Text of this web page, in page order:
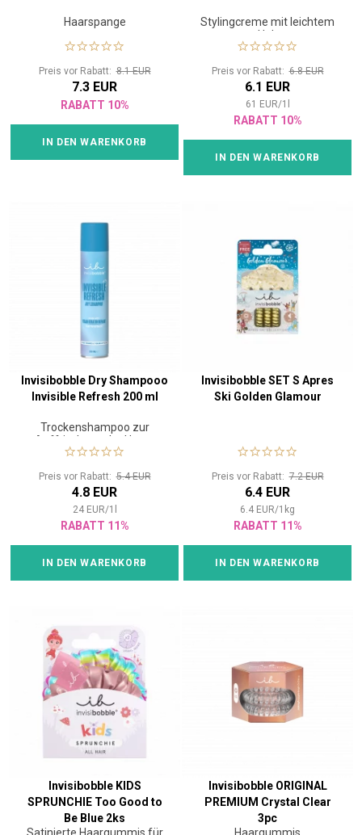
Haarspange
Preis vor Rabatt:8.1 EUR
7.3 EUR
RABATT 10%
IN DEN WARENKORB
Stylingcreme mit leichtem
Halt
Preis vor Rabatt:6.8 EUR
6.1 EUR
61 EUR/1
RABATT 10%
IN DEN WARENKORB
Invisibobble Dry Shampooo
Invisible Refresh 200 ml
Trockenshampoo zur
Auffrischung der Haare
Preis vor Rabatt:5.4 EUR
4.8 EUR
24 EUR/1
RABATT 11%
IN DEN WARENKORB
Invisibobble SET S Apres
Ski Golden Glamour
Preis vor Rabatt:7.2 EUR
6.4 EUR
6.4 EUR/1 kg
RABATT 11%
IN DEN WARENKORB
Invisibobble KIDS
SPRUNCHIE Too Good to
Be Blue 2ks
Invisibobble ORIGINAL
PREMIUM Crystal Clear
3pc